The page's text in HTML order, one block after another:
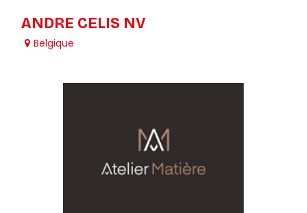
ANDRE CELIS NV
Belgique